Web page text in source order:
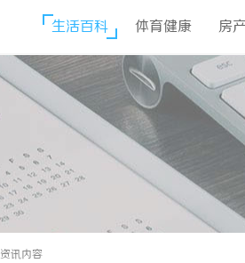
生活百科 体育健康 房
资讯内容